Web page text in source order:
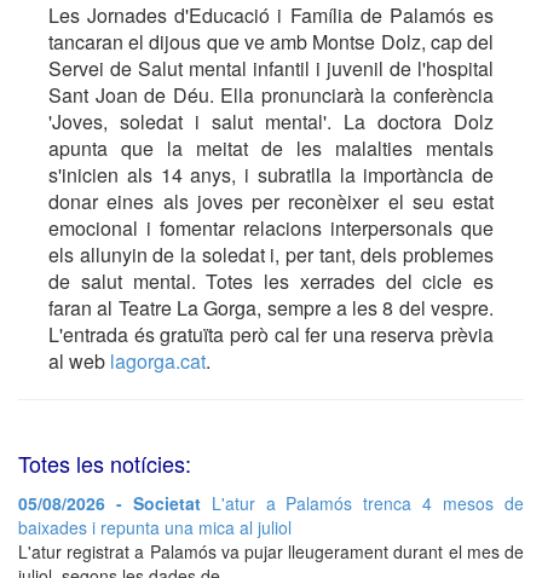
Les Jornades d'Educació i Família de Palamós es
tancaran el dijous que ve amb Montse Dolz, cap del
Servei de Salut mental infantil i juvenil de l'hospital
Sant Joan de Déu. Ella pronunciarà la conferència
'Joves, soledat i salut mental'. La doctora Dolz
apunta que la meitat de les malalties mentals
s'inicien als 14 anys, i subratlla la importància de
donar eines als joves per reconèixer el seu estat
emocional i fomentar relacions interpersonals que
els allunyin de la soledat i, per tant, dels problemes
de salut mental. Totes les xerrades del cicle es
faran al Teatre La Gorga, sempre a les 8 del vespre.
L'entrada és gratuïta però cal fer una reserva prèvia
al web lagorga.cat.
Totes les notícies:
05/08/2026 - Societat L'atur a Palamós trenca 4 mesos de
baixades i repunta una mica al juliol
L'atur registrat a Palamós va pujar lleugerament durant el mes de